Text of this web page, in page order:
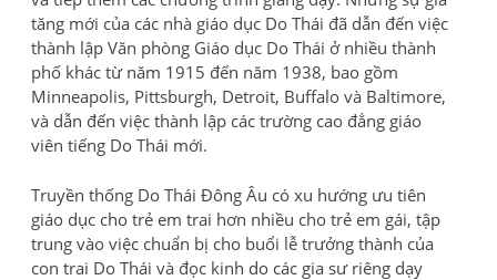
tăng mới của các nhà giáo dục Do Thái đã dẫn đến việc
thành lập Văn phòng Giáo dục Do Thái ở nhiều thành
phố khác từ năm 1915 đến năm 1938, bao gồm
Minneapolis, Pittsburgh, Detroit, Buffalo và Baltimore,
và dẫn đến việc thành lập các trường cao đẳng giáo
viên tiếng Do Thái mới.
Truyền thống Do Thái Đông Âu có xu hướng ưu tiên
giáo dục cho trẻ em trai hơn nhiều cho trẻ em gái, tập
trung vào việc chuẩn bị cho buổi lễ trưởng thành của
con trai Do Thái và đọc kinh do các gia sư riêng dạy